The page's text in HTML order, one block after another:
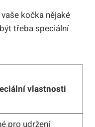
kočka nějaké
třeba speciální
vlastnosti
pro udržení